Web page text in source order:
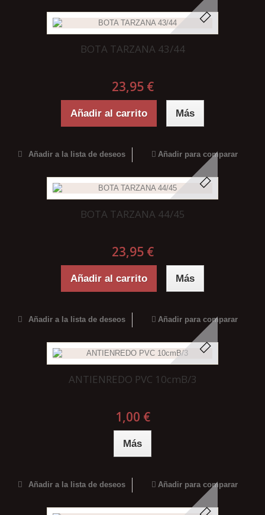
BOTA TARZANA 43/44
23,95 €
Añadir al carrito Más
Añadir a la lista de deseos Añadir para comparar
BOTA TARZANA 44/45
23,95 €
Añadir al carrito Más
Añadir a la lista de deseos Añadir para comparar
ANTIENREDO PVC 10cmB/3
1,00 €
Más
Añadir a la lista de deseos Añadir para comparar